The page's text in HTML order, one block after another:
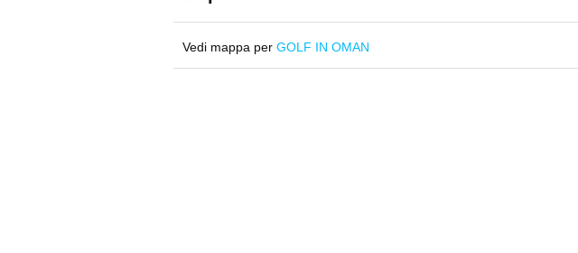
Vedi mappa per GOLF IN OMAN